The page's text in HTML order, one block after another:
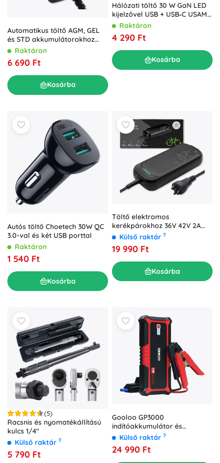
Automatikus töltő AGM, GEL
és STD akkumulátorokhoz
6V/12V LED kijelzővel
Raktáron
6 690 Ft
Kosárba
Hálózati töltő 30 W GaN LED
kijelzővel USB + USB‑C USAMS
CC229, fekete
Raktáron
4 290 Ft
Kosárba
Autós töltő Choetech 30W QC
3.0-val és két USB porttal
Raktáron
1 540 Ft
Kosárba
Töltő elektromos
kerékpárokhoz 36V 42V 2A
BOSCH csatlakozóval, vízálló
Külső raktár ?
19 990 Ft
Kosárba
(5)
Racsnis és nyomatékállítású
kulcs 1/4"
Külső raktár ?
5 790 Ft
Gooloo GP3000
indítóakkumulátor és
powerbank 12 V 59,2 Wh
Külső raktár ?
24 990 Ft